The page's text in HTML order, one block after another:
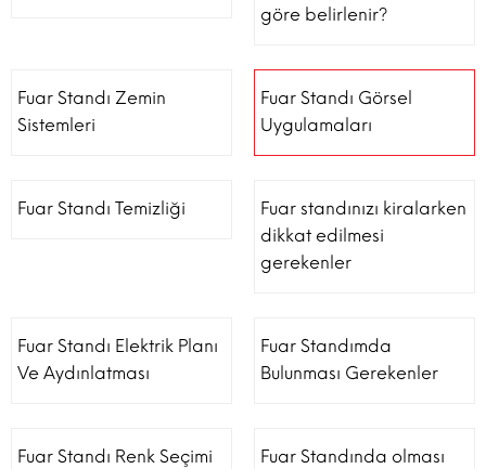
göre belirlenir?
Fuar Standı Zemin
Sistemleri
Fuar Standı Görsel
Uygulamaları
Fuar Standı Temizliği
Fuar standınızı kiralarken
dikkat edilmesi
gerekenler
Fuar Standı Elektrik Planı
Ve Aydınlatması
Fuar Standımda
Bulunması Gerekenler
Fuar Standı Renk Seçimi
Fuar Standında olması